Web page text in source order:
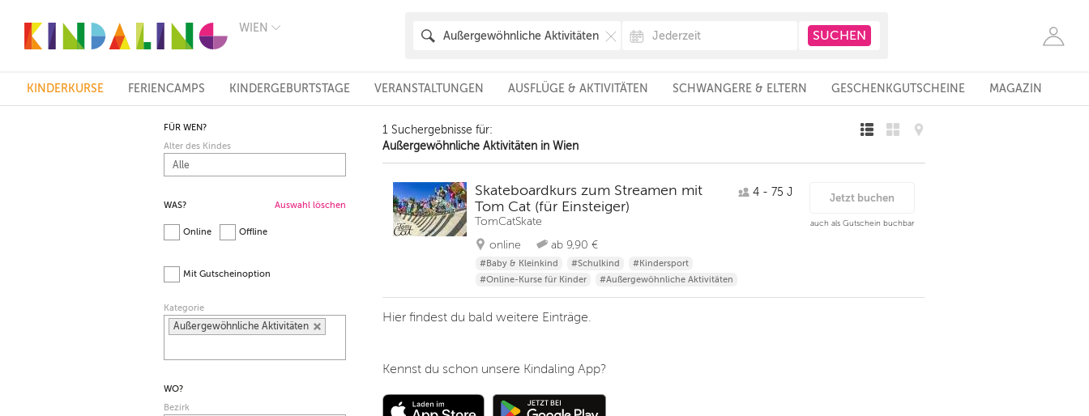
WIEN
BERLIN
FRANKFURT
KÖLN
ESSEN
WIEN
REGIONEN
KINDERKURSE FERIENCAMPS KINDERGEBURTSTAGE VERANSTALTUNGEN AUSFLÜGE & AKTIVITÄTEN SCHWANGERE & ELTERN GESCHENKGUTSCHEINE MAGAZIN
FÜR WEN?
Alter des Kindes
WAS? Auswahl löschen
Online Offline
Mit Gutscheinoption
Kategorie
Außergewöhnliche Aktivitäten
WO?
Bezirk
1 Suchergebnisse für:
Außergewöhnliche Aktivitäten in Wien
Skateboardkurs zum Streamen mit
Tom Cat (für Einsteiger)
TomCatSkate
online
ab 9,90 €
4 - 75 J
#Baby & Kleinkind #Schulkind
#Kindersport
#Online-Kurse für Kinder
#Außergewöhnliche Aktivitäten
Jetzt buchen
auch als Gutschein buchbar
Hier findest du bald weitere Einträge.
Kennst du schon unsere Kindaling App?